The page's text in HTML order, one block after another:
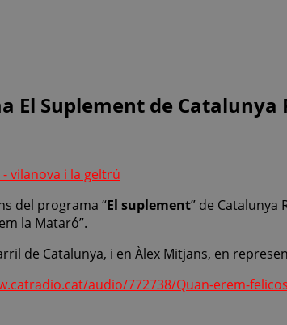
El Suplement de Catalunya
del programa “El suplement” de Catalunya
la Mataró”.
de Catalunya, i en Àlex Mitjans, en
audio/772738/Quan-erem-